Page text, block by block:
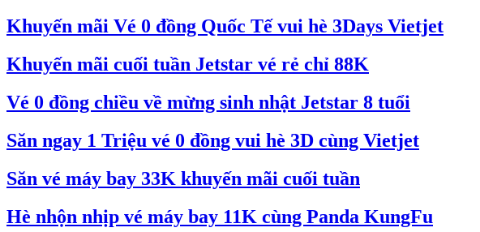
Khuyến mãi Vé 0 đồng Quốc Tế vui hè 3Days Vietjet
Khuyến mãi cuối tuần Jetstar vé rẻ chỉ 88K
Vé 0 đồng chiều về mừng sinh nhật Jetstar 8 tuổi
Săn ngay 1 Triệu vé 0 đồng vui hè 3D cùng Vietjet
Săn vé máy bay 33K khuyến mãi cuối tuần
Hè nhộn nhịp vé máy bay 11K cùng Panda KungFu